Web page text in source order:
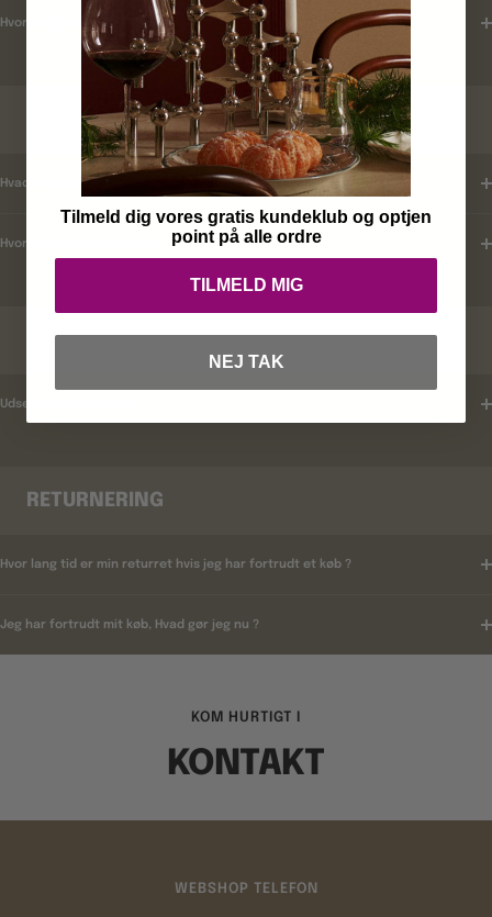
Hvordan tjekker jeg leveringstid ?
KUNDEKLUB
Hvad er mine fordele ?
Hvordan tilmelder jeg mig ?
RABATKODER
Udsender i rabatkoder ?
RETURNERING
Hvor lang tid er min returret hvis jeg har fortrudt et køb ?
Jeg har fortrudt mit køb, Hvad gør jeg nu ?
KOM HURTIGT I
KONTAKT
WEBSHOP TELEFON
Tilmeld dig vores gratis kundeklub og optjen
point på alle ordre
TILMELD MIG
NEJ TAK